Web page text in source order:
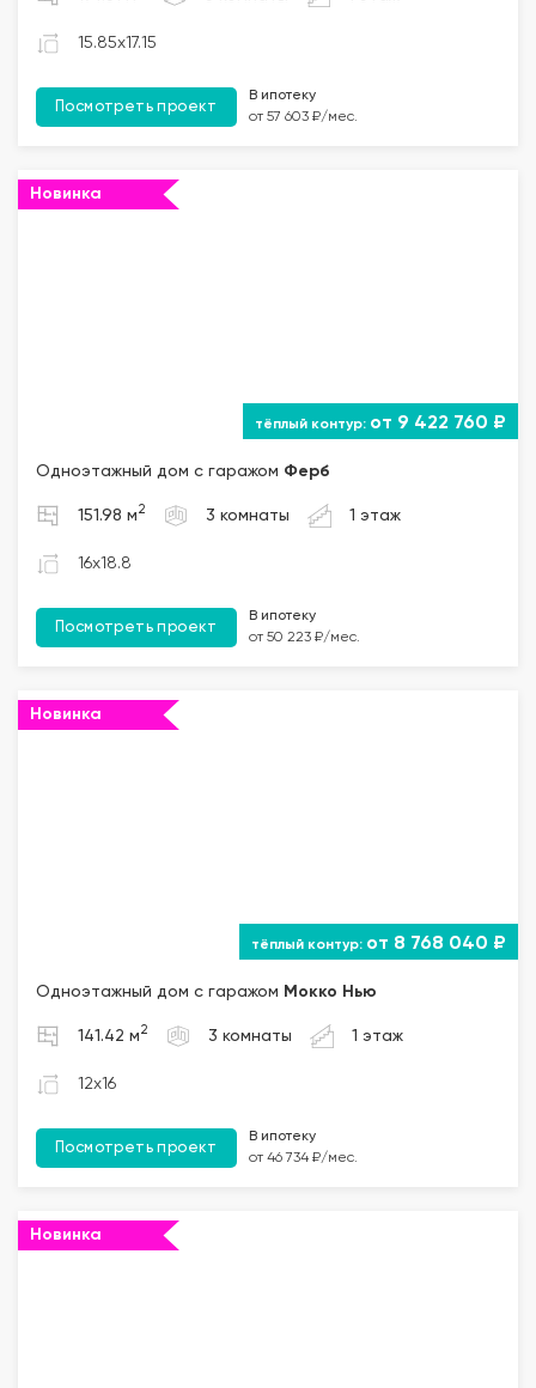
15.85x17.15
Посмотреть проект
В ипотеку
от 57 603 ₽/мес.
Новинка
от 9 422 760 ₽
Одноэтажный дом с гаражом Ферб
151.98 м 2 3 комнаты 1 этаж
16x18.8
Посмотреть проект
В ипотеку
от 50 223 ₽/мес.
Новинка
от 8 768 040 ₽
Одноэтажный дом с гаражом Мокко Нью
141.42 м 2 3 комнаты 1 этаж
12x16
Посмотреть проект
В ипотеку
от 46 734 ₽/мес.
Новинка